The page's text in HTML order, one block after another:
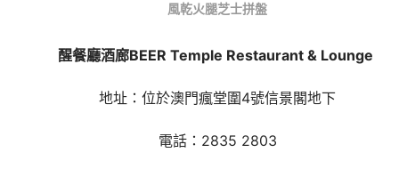
風乾火腿芝士拼盤
醒餐廳酒廊BEER Temple Restaurant & Lounge
地址：位於澳門瘋堂圍4號信景閣地下
電話： 2835 2803